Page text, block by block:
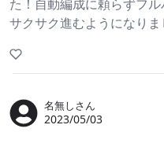
た！自動編成に頼らずフ
サクサク進むようになり
名無しさん
2023/05/03